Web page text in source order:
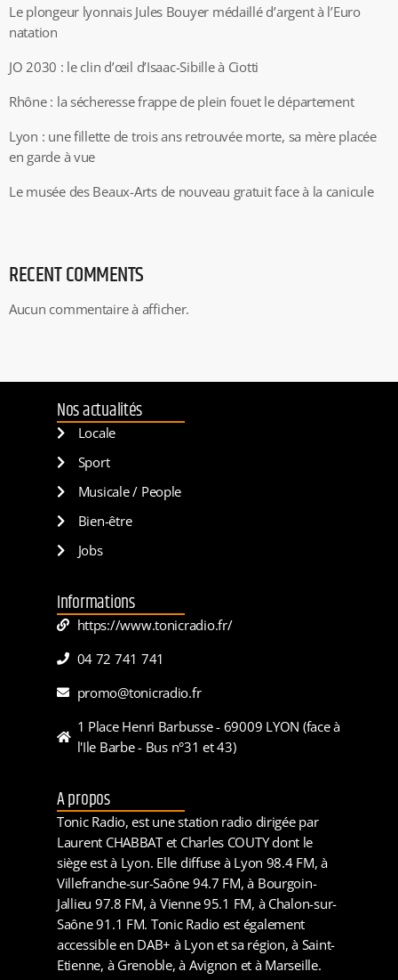
Le plongeur lyonnais Jules Bouyer médaillé d’argent à l’Euro
natation
JO 2030 : le clin d’œil d’Isaac-Sibille à Ciotti
Rhône : la sécheresse frappe de plein fouet le département
Lyon : une fillette de trois ans retrouvée morte, sa mère placée
en garde à vue
Le musée des Beaux-Arts de nouveau gratuit face à la canicule
RECENT COMMENTS
Aucun commentaire à afficher.
Nos actualités
Locale
Sport
Musicale / People
Bien-être
Jobs
Informations
https://www.tonicradio.fr/
04 72 741 741
promo@tonicradio.fr
1 Place Henri Barbusse - 69009 LYON (face à
l'Ile Barbe - Bus n°31 et 43)
A propos
Tonic Radio, est une station radio dirigée par
Laurent CHABBAT et Charles COUTY dont le
siège est à Lyon. Elle diffuse à Lyon 98.4 FM, à
Villefranche-sur-Saône 94.7 FM, à Bourgoin-
Jallieu 97.8 FM, à Vienne 95.1 FM, à Chalon-sur-
Saône 91.1 FM. Tonic Radio est également
accessible en DAB+ à Lyon et sa région, à Saint-
Etienne, à Grenoble, à Avignon et à Marseille.